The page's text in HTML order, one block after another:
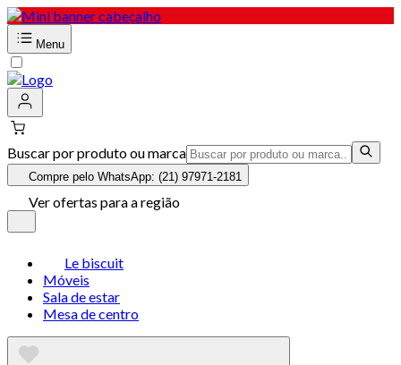
Menu
Buscar por produto ou marca
Compre pelo WhatsApp: (21) 97971-2181
Ver ofertas para a região
Le biscuit
Móveis
Sala de estar
Mesa de centro